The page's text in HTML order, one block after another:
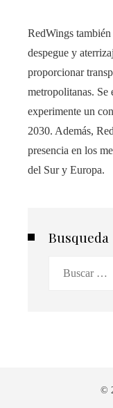
RedWings también
despegue y
proporcionar
metropolitanas. Se
experimente un
2030. Además,
presencia en los
del Sur y Europa.
Busqueda
©